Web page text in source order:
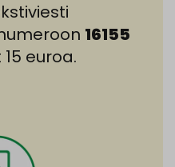
16155
euroa.